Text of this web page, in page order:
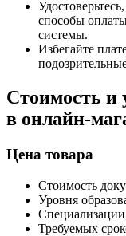
способы
системы.
Избегайте
Стоимость и
в онлайн-
Цена товара
Стоимость
Уровня
Требуемых